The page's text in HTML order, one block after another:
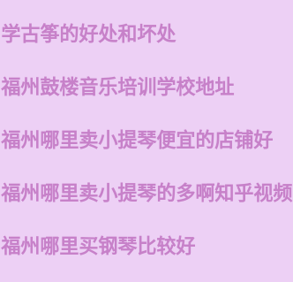
学古筝的好处和坏处
福州鼓楼音乐培训学校地址
福州哪里卖小提琴便宜的店铺好
福州哪里卖小提琴的多啊知乎视频
福州哪里买钢琴比较好